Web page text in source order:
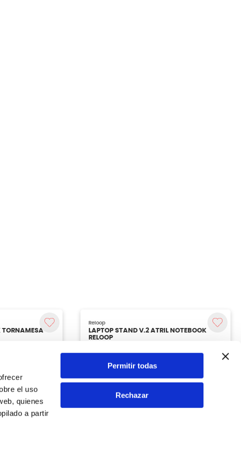
el uso
quienes
a partir
Permitir todas
Rechazar